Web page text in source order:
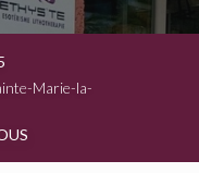
Marie-la-